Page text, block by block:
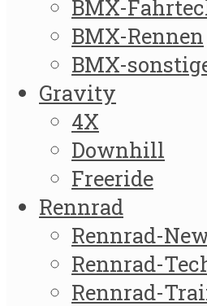
BMX-
BMX-Rennen
BMX-
Gravity
4X
Downhill
Freeride
Rennrad
Rennrad-
Rennrad-
Rennrad-